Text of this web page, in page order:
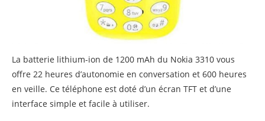
La batterie lithium-ion de 1200 mAh du Nokia 3310 vous
offre 22 heures d’autonomie en conversation et 600 heures
en veille. Ce téléphone est doté d’un écran TFT et d’une
interface simple et facile à utiliser.